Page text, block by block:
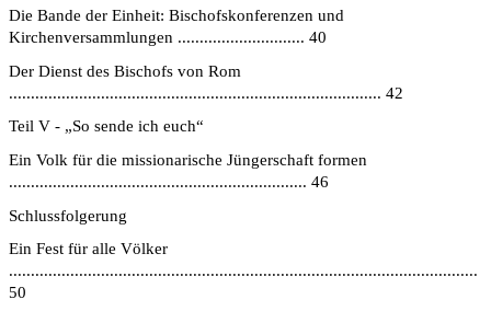
Die Bande der Einheit: Bischofskonferenzen und
Kirchenversammlungen ............................. 40
Der Dienst des Bischofs von Rom
..................................................................................... 42
Teil V - „So sende ich euch“
Ein Volk für die missionarische Jüngerschaft formen
.................................................................... 46
Schlussfolgerung
Ein Fest für alle Völker
...........................................................................................................
50